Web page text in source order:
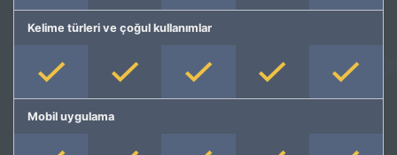
Kelime türleri ve çoğul kullanımlar
Mobil uygulama